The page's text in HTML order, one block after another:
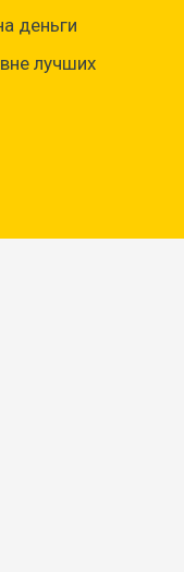
деньги
лучших